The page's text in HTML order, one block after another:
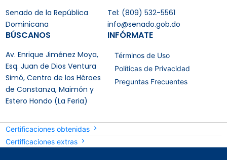
Senado de la República
Dominicana
Tel: (809) 532-5561
info@senado.gob.do
BÚSCANOS
Av. Enrique Jiménez Moya,
Esq. Juan de Dios Ventura
Simó, Centro de los Héroes
de Constanza, Maimón y
Estero Hondo (La Feria)
INFÓRMATE
Términos de Uso
Políticas de Privacidad
Preguntas Frecuentes
Certificaciones obtenidas
Certificaciones extras